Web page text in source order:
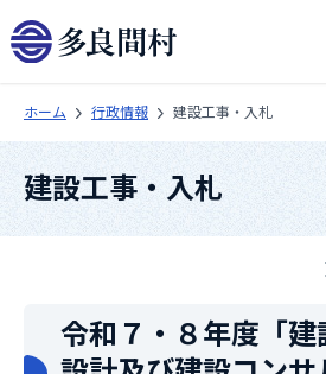
ホーム 行政情報 建設工事・入札
建設工事・入札
令和７・８年度「建